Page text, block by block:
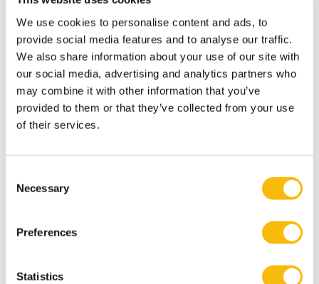
We use cookies to personalise content and ads, to
provide social media features and to analyse our traffic.
We also share information about your use of our site with
our social media, advertising and analytics partners who
may combine it with other information that you’ve
provided to them or that they’ve collected from your use
of their services.
Selection
Necessary
Preferences
Statistics
verantwoordelijkheid blijven houden. Want wat
natuurlijk niet mag gebeuren, is dat we door de
wereldwijde omvang van het klimaatprobleem gaan
denken dat individuele acties er niet toe doen. We
moeten een balans zien te vinden tussen realisme en
optimisme. Het is essentieel om de ernst van de
gemotiveerd te blijven door ons te richten op wat
individueel en collectief bereikt kan worden. Kritisch
denken is hierbij heel belangrijk. In een tijdperk waarin
informatie – en ook desinformatie – snel verspreid
wordt, is het essentieel om de bronnen van onze
op wetenschappelijk gefundeerde kennis. Daarnaast is